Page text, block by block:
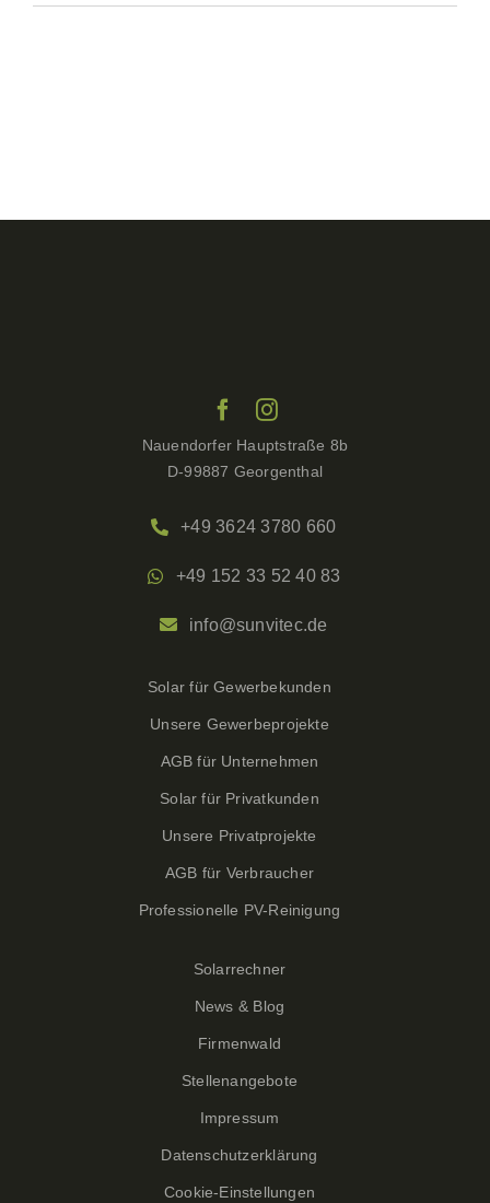
Nauendorfer Hauptstraße 8b
D-99887 Georgenthal
+49 3624 3780 660
+49 152 33 52 40 83
info@sunvitec.de
Solar für Gewerbekunden
Unsere Gewerbeprojekte
AGB für Unternehmen
Solar für Privatkunden
Unsere Privatprojekte
AGB für Verbraucher
Professionelle PV-Reinigung
Solarrechner
News & Blog
Firmenwald
Stellenangebote
Impressum
Datenschutzerklärung
Cookie-Einstellungen